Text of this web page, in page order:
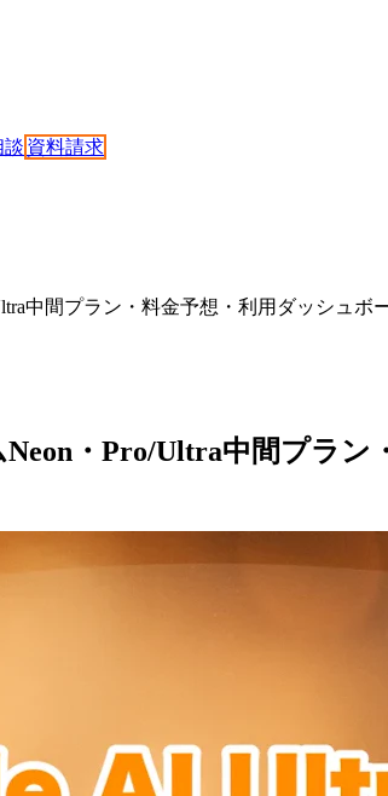
談 資料請求
中間プラン・料金予想・利用ダッシュボ
・Pro/Ultra中間プラ